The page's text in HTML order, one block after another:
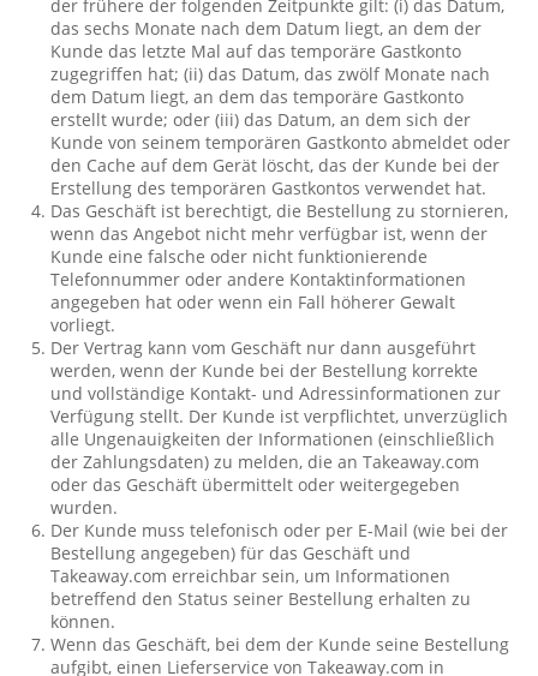
der frühere der folgenden Zeitpunkte gilt: (i) das Datum,
das sechs Monate nach dem Datum liegt, an dem der
Kunde das letzte Mal auf das temporäre Gastkonto
zugegriffen hat; (ii) das Datum, das zwölf Monate nach
dem Datum liegt, an dem das temporäre Gastkonto
erstellt wurde; oder (iii) das Datum, an dem sich der
Kunde von seinem temporären Gastkonto abmeldet oder
den Cache auf dem Gerät löscht, das der Kunde bei der
Erstellung des temporären Gastkontos verwendet hat.
Das Geschäft ist berechtigt, die Bestellung zu stornieren,
wenn das Angebot nicht mehr verfügbar ist, wenn der
Kunde eine falsche oder nicht funktionierende
Telefonnummer oder andere Kontaktinformationen
angegeben hat oder wenn ein Fall höherer Gewalt
vorliegt.
Der Vertrag kann vom Geschäft nur dann ausgeführt
werden, wenn der Kunde bei der Bestellung korrekte
und vollständige Kontakt- und Adressinformationen zur
Verfügung stellt. Der Kunde ist verpflichtet, unverzüglich
alle Ungenauigkeiten der Informationen (einschließlich
der Zahlungsdaten) zu melden, die an Takeaway.com
oder das Geschäft übermittelt oder weitergegeben
wurden.
Der Kunde muss telefonisch oder per E-Mail (wie bei der
Bestellung angegeben) für das Geschäft und
Takeaway.com erreichbar sein, um Informationen
betreffend den Status seiner Bestellung erhalten zu
können.
Wenn das Geschäft, bei dem der Kunde seine Bestellung
aufgibt, einen Lieferservice von Takeaway.com in